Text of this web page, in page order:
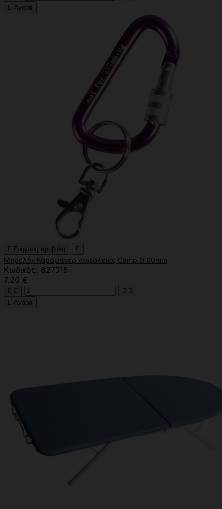
 Αγορά
 Γρήγορη προβολή 
Μπρελόκ Καραμπίνερ Aσφαλείας Camp D 60mm
Κωδικός: 827015
7,20 €
   
 Αγορά